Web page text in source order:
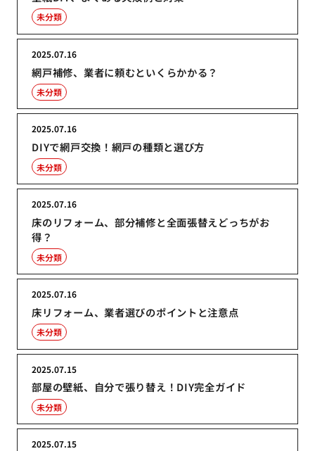
未分類
網戸補修、業者に頼むといくらかかる？
2025.07.16
未分類
DIYで網戸交換！網戸の種類と選び方
2025.07.16
未分類
床のリフォーム、部分補修と全面張替えどっちがお
得？
2025.07.16
未分類
床リフォーム、業者選びのポイントと注意点
2025.07.16
未分類
部屋の壁紙、自分で張り替え！DIY完全ガイド
2025.07.15
未分類
2025.07.15